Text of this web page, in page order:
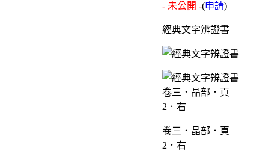
- 未公開 -(申請)
經典文字辨證書
卷三．晶部．頁
2．右